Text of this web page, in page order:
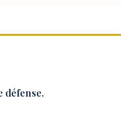
défense.